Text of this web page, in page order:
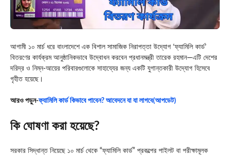
আগামী ১০ মার্চ ধরে বাংলাদেশে এক বিশাল সামাজিক নিরাপত্তা উদ্যোগ ‘ফ্যামিলি কার্ড’
বিতরণের কার্যক্রম আনুষ্ঠানিকভাবে উদ্বোধন করবেন প্রধানমন্ত্রী তারেক রহমান—এটি দেশের
দরিদ্র ও নিম্ন-আয়ের পরিবারগুলোকে সাহায্যের জন্য একটি যুগান্তকারী উদ্যোগ হিসেবে
গৃহীত হয়েছে।
আরও পড়ুন-ফ্যামিলি কার্ড কিভাবে পাবেন? আবেদনে যা যা লাগবে(আপডেট)
কি ঘোষণা করা হয়েছে?
সরকার সিদ্ধান্ত নিয়েছে ১০ মার্চ থেকে “ফ্যামিলি কার্ড” প্রকল্পের পাইলট বা পরীক্ষামূলক